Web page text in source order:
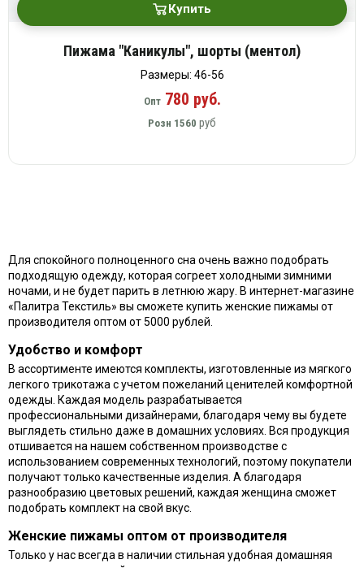
Купить
Пижама "Каникулы", шорты (ментол)
Размеры: 46-56
Опт780 руб.
Розн 1560 руб
Для спокойного полноценного сна очень важно подобрать
подходящую одежду, которая согреет холодными зимними
ночами, и не будет парить в летнюю жару. В интернет-магазине
«Палитра Текстиль» вы сможете купить женские пижамы от
производителя оптом от 5000 рублей.
Удобство и комфорт
В ассортименте имеются комплекты, изготовленные из мягкого
легкого трикотажа с учетом пожеланий ценителей комфортной
одежды. Каждая модель разрабатывается
профессиональными дизайнерами, благодаря чему вы будете
выглядеть стильно даже в домашних условиях. Вся продукция
отшивается на нашем собственном производстве с
использованием современных технологий, поэтому покупатели
получают только качественные изделия. А благодаря
разнообразию цветовых решений, каждая женщина сможет
подобрать комплект на свой вкус.
Женские пижамы оптом от производителя
Только у нас всегда в наличии стильная удобная домашняя